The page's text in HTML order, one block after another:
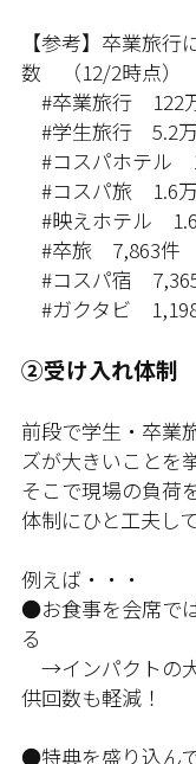
【参考】卒業旅
数 （12/2時点）
#卒業旅行 122
#学生旅行 5.2
#コスパホテル
#コスパ旅 1.6
#映えホテル
#卒旅 7,863件
#コスパ宿
#ガクタビ
②受け入れ体制
前段で学生・卒業
ズが大きいことを
そこで現場の負荷
体制にひと工夫し
例えば・・・
●お食事を会席で
る
→インパクトの
供回数も軽減！
●特典を盛り込ん